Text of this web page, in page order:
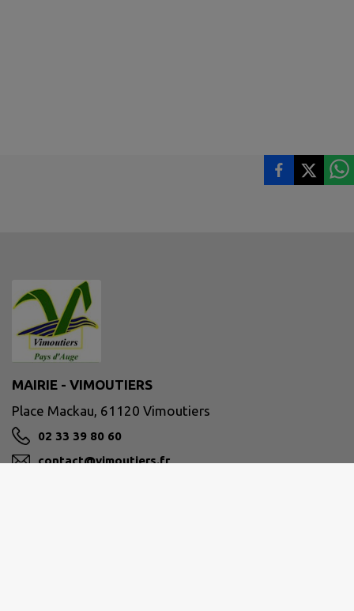
MAIRIE - VIMOUTIERS
Place Mackau, 61120 Vimoutiers
02 33 39 80 60
contact@vimoutiers.fr